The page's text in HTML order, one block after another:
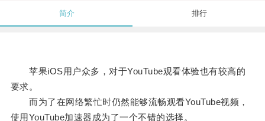
简介 排行
苹果iOS用户众多，对于YouTube观看体验也有较高的
要求。
而为了在网络繁忙时仍然能够流畅观看YouTube视频，
使用YouTube加速器成为了一个不错的选择。